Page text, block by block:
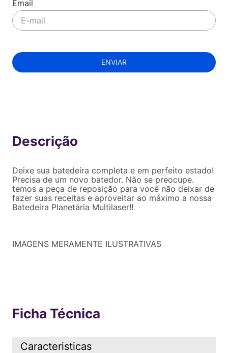
ENVIAR
Deixe sua batedeira completa e em perfeito estado!
Precisa de um novo batedor. Não se preocupe.
temos a peça de reposição para você não deixar de
fazer suas receitas e aproveitar ao máximo a nossa
Batedeira Planetária Multilaser!!
IMAGENS MERAMENTE ILUSTRATIVAS
Ficha Técnica
Caracteristicas